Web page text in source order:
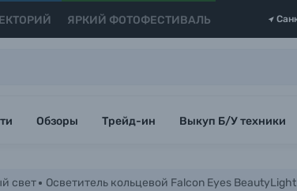
ЯРКИЙ ФОТОФЕСТИВАЛЬ
Обзоры Трейд-ин Выкуп Б/У техники
свет Осветитель кольцевой Falcon Eyes